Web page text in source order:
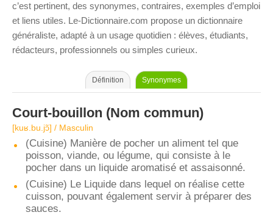
c’est pertinent, des synonymes, contraires, exemples d’emploi
et liens utiles. Le-Dictionnaire.com propose un dictionnaire
généraliste, adapté à un usage quotidien : élèves, étudiants,
rédacteurs, professionnels ou simples curieux.
Définition Synonymes
Court-bouillon (Nom commun)
[kuʁ.bu.jɔ̃] / Masculin
(Cuisine) Manière de pocher un aliment tel que
poisson, viande, ou légume, qui consiste à le
pocher dans un liquide aromatisé et assaisonné.
(Cuisine) Le Liquide dans lequel on réalise cette
cuisson, pouvant également servir à préparer des
sauces.